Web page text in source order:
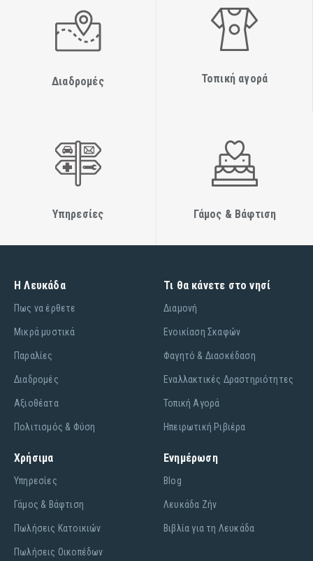
Διαδρομές Τοπική αγορά
Υπηρεσίες Γάμος & Βάφτιση
Η Λευκάδα
Πως να έρθετε
Μικρά μυστικά
Παραλίες
Διαδρομές
Αξιοθέατα
Πολιτισμός & Φύση
Τι θα κάνετε στο νησί
Διαμονή
Ενοικίαση Σκαφών
Φαγητό & Διασκέδαση
Εναλλακτικές Δραστηριότητες
Τοπική Αγορά
Ηπειρωτική Ριβιέρα
Χρήσιμα
Υπηρεσίες
Γάμος & Βάφτιση
Πωλήσεις Κατοικιών
Πωλήσεις Οικοπέδων
Ενημέρωση
Blog
Λευκάδα Ζήν
Βιβλία για τη Λευκάδα